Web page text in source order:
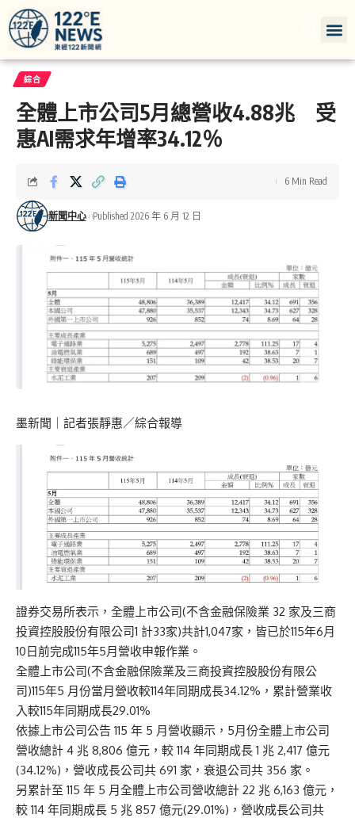
綜合
全體上市公司5月總營收4.88兆 受
惠AI需求年增率34.12％
新聞中心 Published 2026 年 6 月 12 日
6 Min Read
墨新聞 ｜記者張靜惠／綜合報導
證券交易所表示，全體上市公司(不含金融保險業 32 家及三商
投資控股股份有限公司1 計33家)共計1,047家，皆已於115年6月
10日前完成115年5月營收申報作業。
全體上市公司(不含金融保險業及三商投資控股股份有限公
司)115年5 月份當月營收較114年同期成長34.12%，累計營業收
入較115年同期成長29.01%
依據上市公司公告 115 年 5 月營收顯示，5月份全體上市公司
營收總計 4 兆 8,806 億元，較 114 年同期成長 1 兆 2,417 億元
(34.12%)，營收成長公司共 691 家，衰退公司共 356 家。
另累計至 115 年 5 月全體上市公司營收總計 22 兆 6,163 億元，
較 114 年同期成長 5 兆 857 億元(29.01%)，營收成長公司共